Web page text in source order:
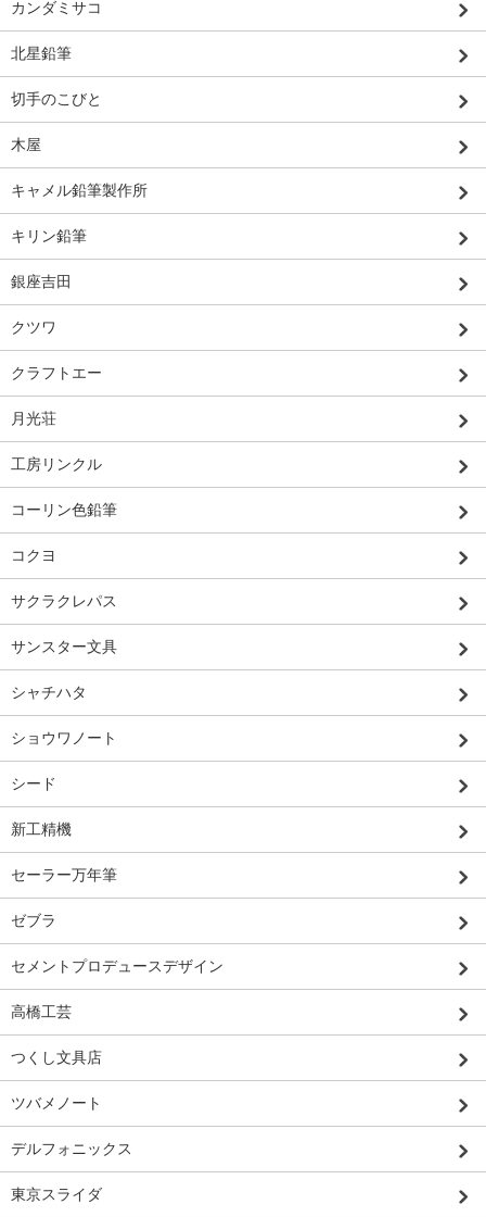
カンダミサコ
北星鉛筆
切手のこびと
木屋
キャメル鉛筆製作所
キリン鉛筆
銀座吉田
クツワ
クラフトエー
月光荘
工房リンクル
コーリン色鉛筆
コクヨ
サクラクレパス
サンスター文具
シャチハタ
ショウワノート
シード
新工精機
セーラー万年筆
ゼブラ
セメントプロデュースデザイン
高橋工芸
つくし文具店
ツバメノート
デルフォニックス
東京スライダ